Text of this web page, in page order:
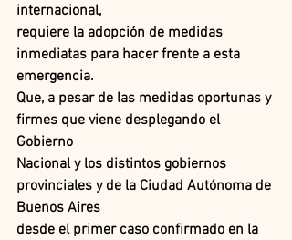
internacional,
requiere la adopción de medidas
inmediatas para hacer frente a esta
emergencia.
Que, a pesar de las medidas oportunas y
firmes que viene desplegando el
Gobierno
Nacional y los distintos gobiernos
provinciales y de la Ciudad Autónoma de
Buenos Aires
desde el primer caso confirmado en la